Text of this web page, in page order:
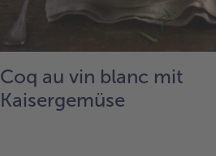
Coq au vin blanc mit
Kaisergemüse